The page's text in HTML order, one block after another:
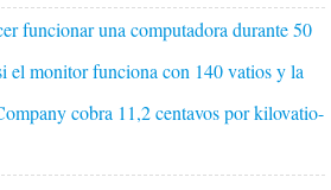
funcionar una computadora durante 50
el monitor funciona con 140 vatios y la
cobra 11,2 centavos por kilovatio-